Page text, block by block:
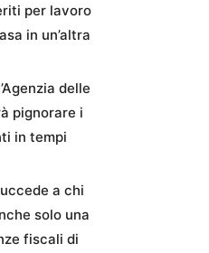
per lavoro
in un’altra
delle
pignorare i
in tempi
a chi
solo una
fiscali di